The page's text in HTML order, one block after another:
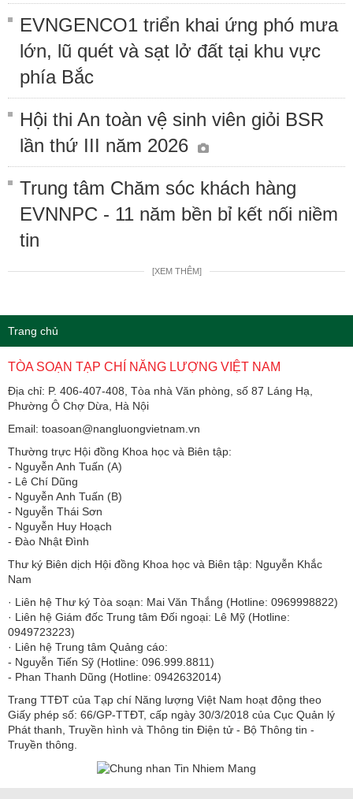
EVNGENCO1 triển khai ứng phó mưa
lớn, lũ quét và sạt lở đất tại khu vực
phía Bắc
Hội thi An toàn vệ sinh viên giỏi BSR
lần thứ III năm 2026
Trung tâm Chăm sóc khách hàng
EVNNPC - 11 năm bền bỉ kết nối niềm
tin
[XEM THÊM]
Trang chủ
TÒA SOẠN TẠP CHÍ NĂNG LƯỢNG VIỆT NAM
Địa chỉ: P. 406-407-408, Tòa nhà Văn phòng, số 87 Láng Hạ,
Phường Ô Chợ Dừa, Hà Nội
Email: toasoan@nangluongvietnam.vn
Thường trực Hội đồng Khoa học và Biên tập:
​​​​​​- Nguyễn Anh Tuấn (A)
- Lê Chí Dũng
- Nguyễn Anh Tuấn (B)
- Nguyễn Thái Sơn
- Nguyễn Huy Hoạch
- Đào Nhật Đình
Thư ký Biên dịch Hội đồng Khoa học và Biên tập: Nguyễn Khắc
Nam
· Liên hệ Thư ký Tòa soạn: Mai Văn Thắng (Hotline: 0969998822)
· Liên hệ Giám đốc Trung tâm Đối ngoại: Lê Mỹ (Hotline:
0949723223)
· Liên hệ Trung tâm Quảng cáo:
- Nguyễn Tiến Sỹ (Hotline: 096.999.8811)
- Phan Thanh Dũng (Hotline: 0942632014)
Trang TTĐT của Tạp chí Năng lượng Việt Nam hoạt động theo
Giấy phép số: 66/GP-TTĐT, cấp ngày 30/3/2018 của Cục Quản lý
Phát thanh, Truyền hình và Thông tin Điện tử - Bộ Thông tin -
Truyền thông.